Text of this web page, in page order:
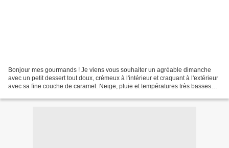
Bonjour mes gourmands ! Je viens vous souhaiter un agréable dimanche
avec un petit dessert tout doux, crémeux à l'intérieur et craquant à l'extérieur
avec sa fine couche de caramel. Neige, pluie et températures très basses